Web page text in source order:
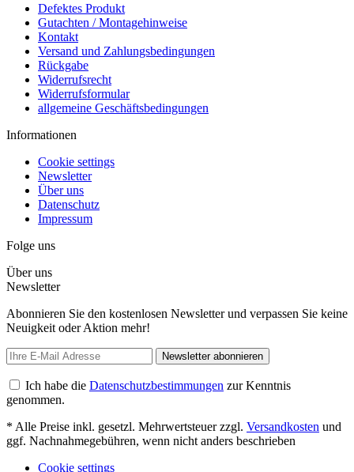
Defektes Produkt
Gutachten / Montagehinweise
Kontakt
Versand und Zahlungsbedingungen
Rückgabe
Widerrufsrecht
Widerrufsformular
allgemeine Geschäftsbedingungen
Informationen
Cookie settings
Newsletter
Über uns
Datenschutz
Impressum
Folge uns
Über uns
Newsletter
Abonnieren Sie den kostenlosen Newsletter und verpassen Sie keine
Neuigkeit oder Aktion mehr!
Newsletter abonnieren
Ich habe die Datenschutzbestimmungen zur Kenntnis
genommen.
* Alle Preise inkl. gesetzl. Mehrwertsteuer zzgl. Versandkosten und
ggf. Nachnahmegebühren, wenn nicht anders beschrieben
Cookie settings